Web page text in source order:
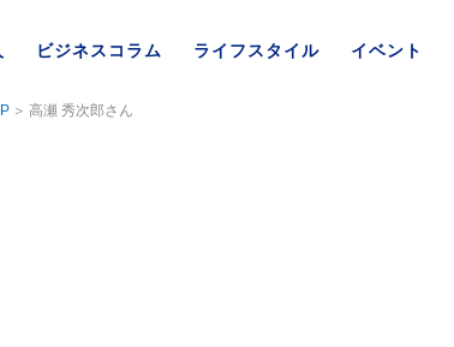
ビジネスコラム ライフスタイル イベント
高瀬 秀次郎さん